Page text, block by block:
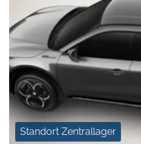
Standort Zentrallager